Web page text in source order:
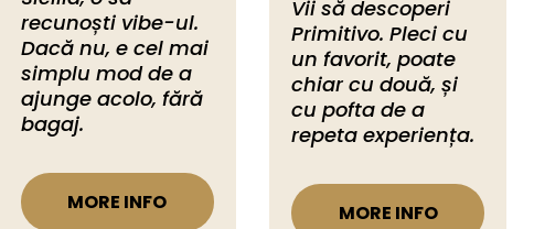
recunoști vibe-ul.
Dacă nu, e cel mai
simplu mod de a
ajunge acolo, fără
bagaj.
MORE INFO
Vii să descoperi
Primitivo. Pleci cu
un favorit, poate
chiar cu două, și
cu pofta de a
repeta experiența.
MORE INFO